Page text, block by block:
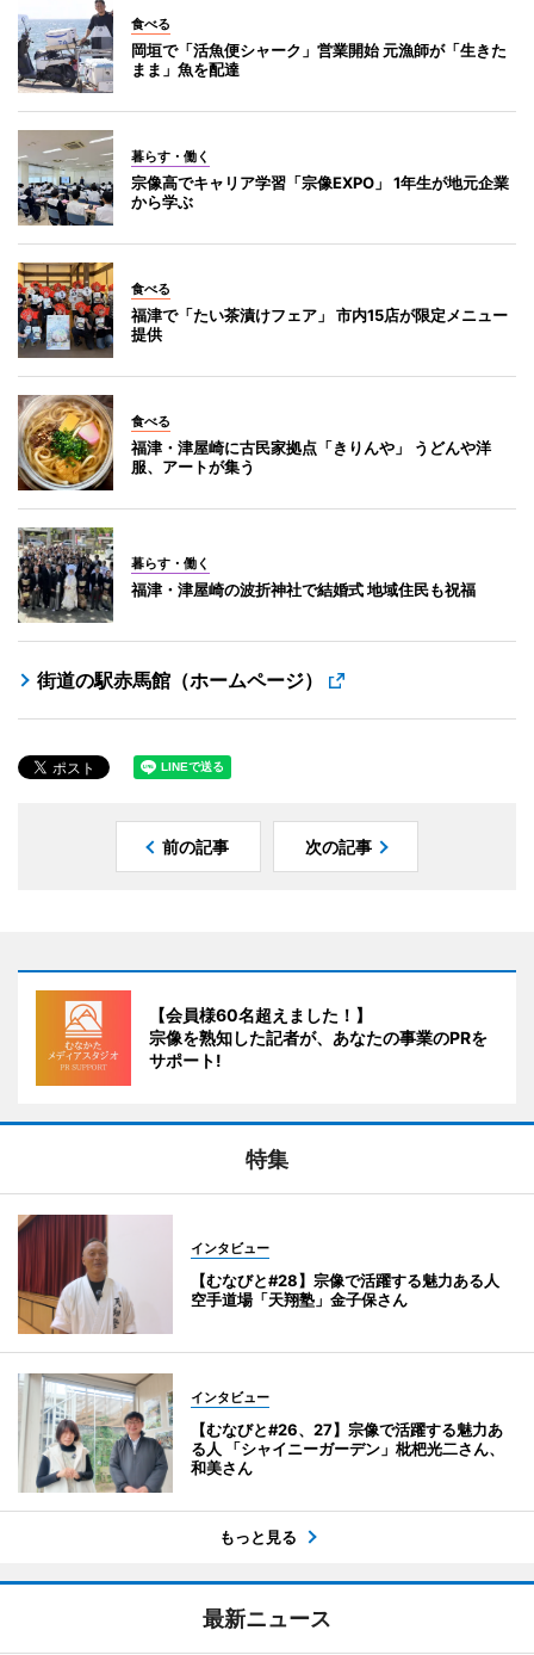
食べる
岡垣で「活魚便シャーク」営業開始 元漁師が「生きた
まま」魚を配達
暮らす・働く
宗像高でキャリア学習「宗像EXPO」 1年生が地元企業
から学ぶ
食べる
福津で「たい茶漬けフェア」 市内15店が限定メニュー
提供
食べる
福津・津屋崎に古民家拠点「きりんや」 うどんや洋
服、アートが集う
暮らす・働く
福津・津屋崎の波折神社で結婚式 地域住民も祝福
街道の駅赤馬館（ホームページ）
前の記事 次の記事
【会員様60名超えました！】
宗像を熟知した記者が、あなたの事業のPRを
サポート!
特集
インタビュー
【むなびと#28】宗像で活躍する魅力ある人
空手道場「天翔塾」金子保さん
インタビュー
【むなびと#26、27】宗像で活躍する魅力あ
る人 「シャイニーガーデン」枇杷光二さん、
和美さん
もっと見る
最新ニュース